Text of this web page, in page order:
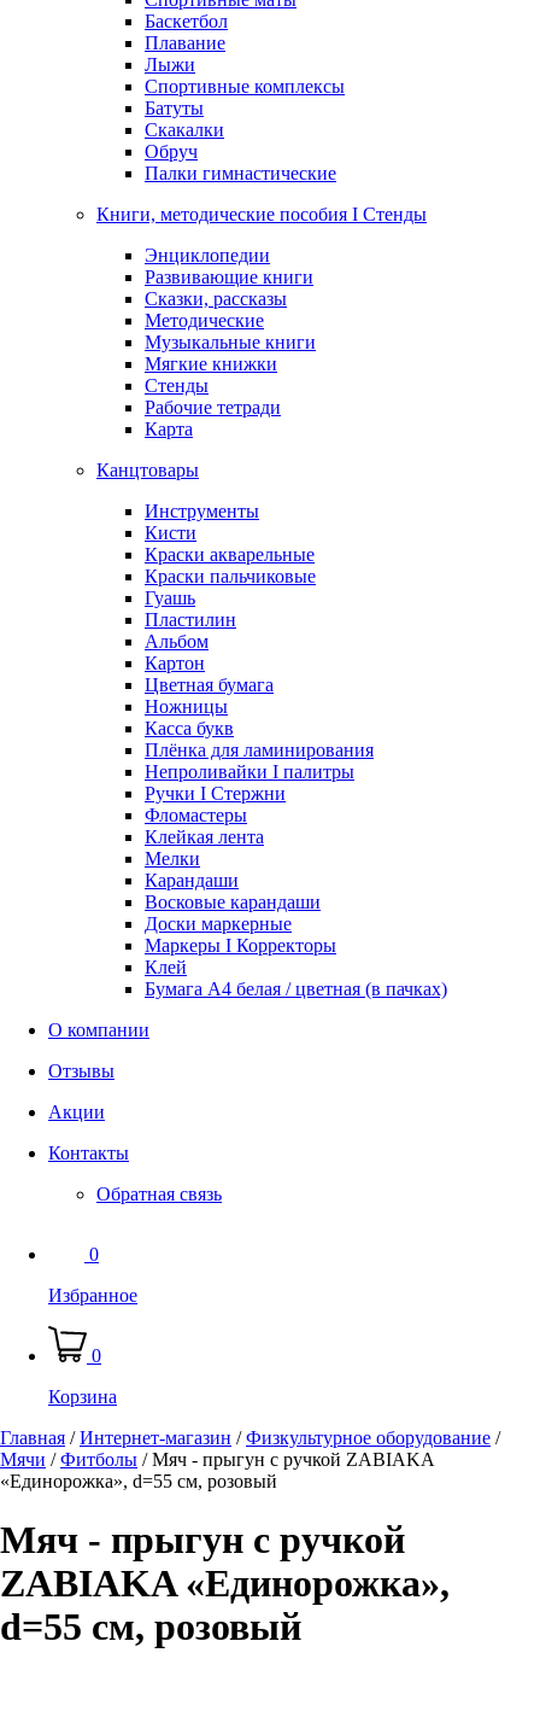
Баскетбол
Плавание
Лыжи
Спортивные комплексы
Батуты
Скакалки
Обруч
Палки гимнастические
Книги, методические пособия I Стенды
Энциклопедии
Развивающие книги
Сказки, рассказы
Методические
Музыкальные книги
Мягкие книжки
Стенды
Рабочие тетради
Карта
Канцтовары
Инструменты
Кисти
Краски акварельные
Краски пальчиковые
Гуашь
Пластилин
Альбом
Картон
Цветная бумага
Ножницы
Касса букв
Плёнка для ламинирования
Непроливайки I палитры
Ручки I Стержни
Фломастеры
Клейкая лента
Мелки
Карандаши
Восковые карандаши
Доски маркерные
Маркеры I Корректоры
Клей
Бумага А4 белая / цветная (в пачках)
О компании
Отзывы
Акции
Контакты
Обратная связь
0
Избранное
0
Корзина
Главная /Интернет-магазин /Физкультурное оборудование /
Мячи /Фитболы /Мяч - прыгун с ручкой ZABIAKA
«Единорожка», d=55 см, розовый
Мяч - прыгун с ручкой
ZABIAKA «Единорожка»,
d=55 см, розовый